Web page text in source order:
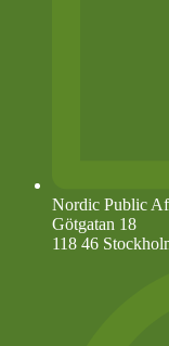
Nordic Public
Götgatan 18
118 46